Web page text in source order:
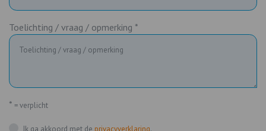
Toelichting / vraag / opmerking *
* = verplicht
Ik ga akkoord met de privacyverklaring.